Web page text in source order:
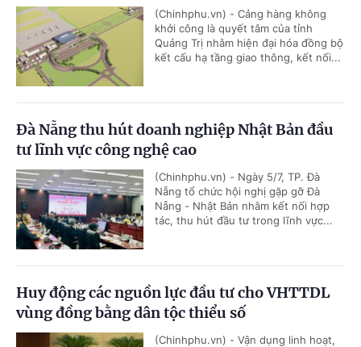
(Chinhphu.vn) - Cảng hàng không
khởi công là quyết tâm của tỉnh
Quảng Trị nhằm hiện đại hóa đồng bộ
kết cấu hạ tầng giao thông, kết nối...
Đà Nẵng thu hút doanh nghiệp Nhật Bản đầu
tư lĩnh vực công nghệ cao
(Chinhphu.vn) - Ngày 5/7, TP. Đà
Nẵng tổ chức hội nghị gặp gỡ Đà
Nẵng - Nhật Bản nhằm kết nối hợp
tác, thu hút đầu tư trong lĩnh vực...
Huy động các nguồn lực đầu tư cho VHTTDL
vùng đồng bằng dân tộc thiểu số
(Chinhphu.vn) - Vận dụng linh hoạt,